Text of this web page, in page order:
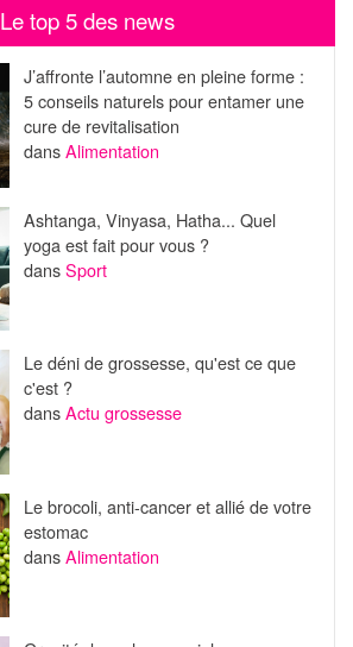
Le top 5 des news
J’affronte l’automne en pleine forme :
5 conseils naturels pour entamer une
cure de revitalisation
dansAlimentation
Ashtanga, Vinyasa, Hatha... Quel
yoga est fait pour vous ?
dansSport
Le déni de grossesse, qu'est ce que
c'est ?
dansActu grossesse
Le brocoli, anti-cancer et allié de votre
estomac
dansAlimentation